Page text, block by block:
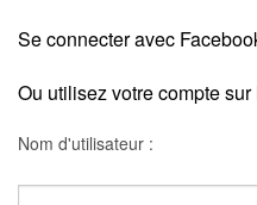
Se connecter avec
Ou utilisez votre compte
Nom d'utilisateur :